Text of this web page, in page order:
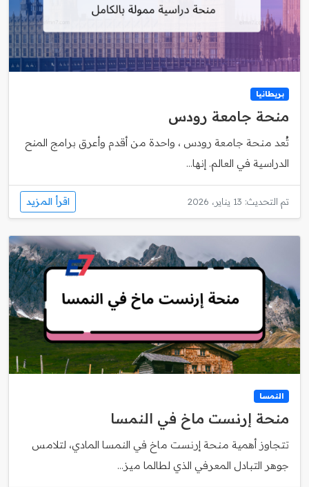
بريطانيا
منحة جامعة رودس
تُعد منحة جامعة رودس ، واحدة من أقدم وأعرق برامج المنح
الدراسية في العالم. إنها...
تم التحديث: 13 يناير، 2026 اقرأ المزيد
النمسا
منحة إرنست ماخ في النمسا
تتجاوز أهمية منحة إرنست ماخ في النمسا المادي، لتلامس
جوهر التبادل المعرفي الذي لطالما ميز...